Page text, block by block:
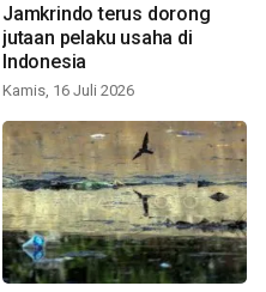
Jamkrindo terus dorong
jutaan pelaku usaha di
Indonesia
Kamis, 16 Juli 2026